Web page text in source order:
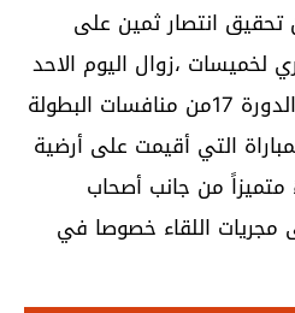
انتصار ثمين على
لخميسات ،زوال اليوم الاحد
16فبراير الجاري في اطار الدورة 17من منافسات البطولة
التي أقيمت على أرضية
متميزاً من جانب أصحاب
مجريات اللقاء خصوصا في